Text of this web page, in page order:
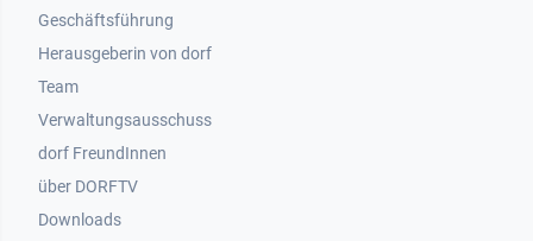
Geschäftsführung
Herausgeberin von dorf
Team
Verwaltungsausschuss
dorf FreundInnen
Footer 3
über DORFTV
Downloads